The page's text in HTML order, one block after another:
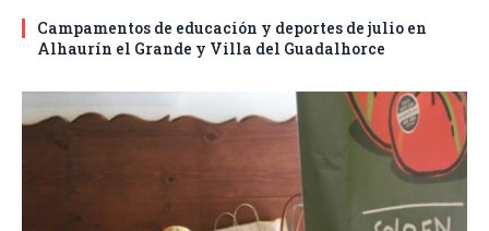
Campamentos de educación y deportes de julio en
Alhaurín el Grande y Villa del Guadalhorce